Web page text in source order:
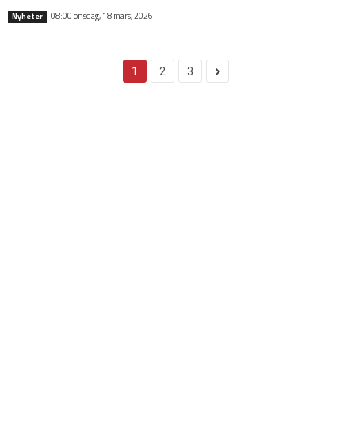
Nyheter 08:00 onsdag, 18 mars, 2026
1 2 3